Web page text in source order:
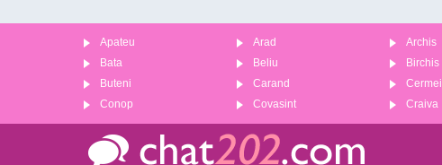
Apateu Arad Archis
Bata
Beliu Birchis
Buteni
Carand Cermei
Conop
Covasint Craiva